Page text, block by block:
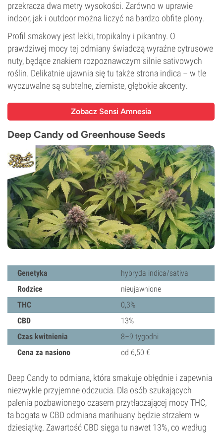
przekracza dwa metry wysokości. Zarówno w uprawie
indoor, jak i outdoor można liczyć na bardzo obfite plony.
Profil smakowy jest lekki, tropikalny i pikantny. O
prawdziwej mocy tej odmiany świadczą wyraźne cytrusowe
nuty, będące znakiem rozpoznawczym silnie sativowych
roślin. Delikatnie ujawnia się tu także strona indica – w tle
wyczuwalne są subtelne, ziemiste, głębokie akcenty.
Zobacz Sensi Amnesia
Deep Candy od Greenhouse Seeds
Genetyka
hybryda indica/sativa
Rodzice
nieujawnione
THC
0,3%
CBD
13%
Czas kwitnienia
8–9 tygodni
Cena za nasiono
od 6,50 €
Deep Candy to odmiana, która smakuje obłędnie i zapewnia
niezwykle przyjemne odczucia. Dla osób szukających
palenia pozbawionego czasem przytłaczającej mocy THC,
ta bogata w CBD odmiana marihuany będzie strzałem w
dziesiątkę. Zawartość CBD sięga tu nawet 13%, co według